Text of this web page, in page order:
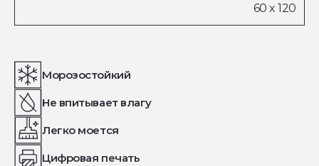
Морозостойкий
Не впитывает влагу
Легко моется
Цифровая печать